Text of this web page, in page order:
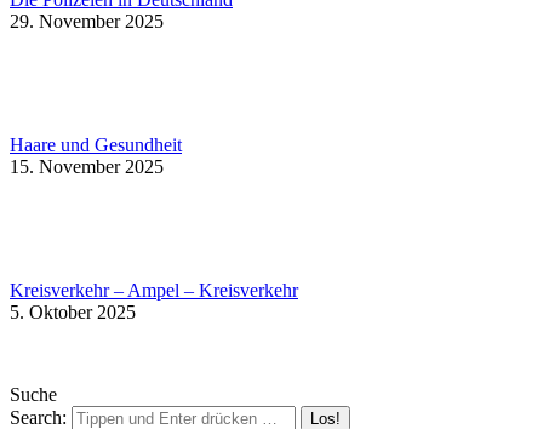
29. November 2025
Haare und Gesundheit
15. November 2025
Kreisverkehr – Ampel – Kreisverkehr
5. Oktober 2025
Suche
Search: